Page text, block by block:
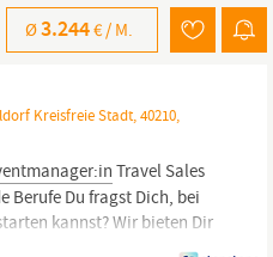
Ø3.244€ / M.
Kreisfreie Stadt, 40210,
Travel Sales
Berufe Du fragst Dich, bei
kannst? Wir bieten Dir
die Dorint Hotels &